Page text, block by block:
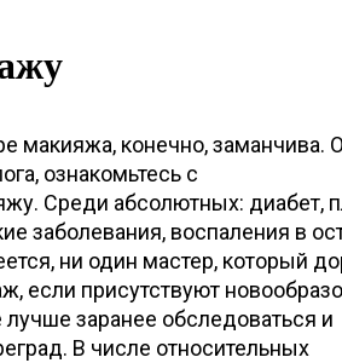
макияжа, конечно, заманчива.
ознакомьтесь с
Среди абсолютных: диабет,
заболевания, воспаления в
ни один мастер, который
если присутствуют
заранее обследоваться и
В числе относительных